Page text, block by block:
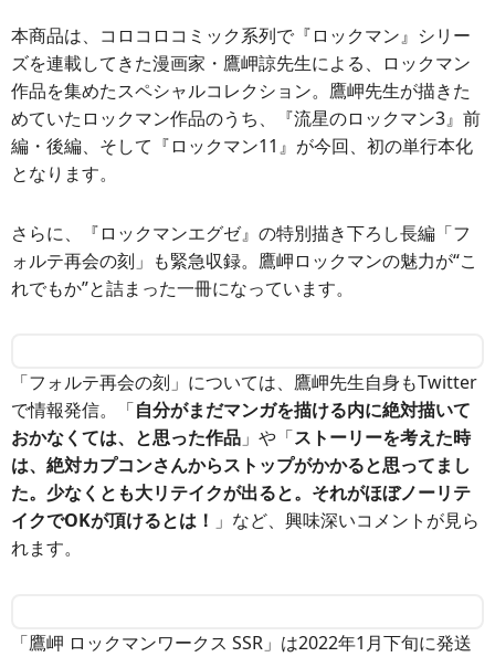
本商品は、コロコロコミック系列で『ロックマン』シリー
ズを連載してきた漫画家・鷹岬諒先生による、ロックマン
作品を集めたスペシャルコレクション。鷹岬先生が描きた
めていたロックマン作品のうち、『流星のロックマン3』前
編・後編、そして『ロックマン11』が今回、初の単行本化
となります。
さらに、『ロックマンエグゼ』の特別描き下ろし長編「フ
ォルテ再会の刻」も緊急収録。鷹岬ロックマンの魅力が“こ
れでもか”と詰まった一冊になっています。
「フォルテ再会の刻」については、鷹岬先生自身もTwitter
で情報発信。「自分がまだマンガを描ける内に絶対描いて
おかなくては、と思った作品 」や「ストーリーを考えた時
は、絶対カプコンさんからストップがかかると思ってまし
た。少なくとも大リテイクが出ると。それがほぼノーリテ
イクでOKが頂けるとは！ 」など、興味深いコメントが見ら
れます。
「鷹岬 ロックマンワークス SSR」は2022年1月下旬に発送